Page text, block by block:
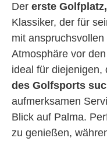
Der erste
Klassiker, der für
mit
Atmosphäre vor
ideal für diejenigen,
des Golfsports
aufmerksamen
Blick auf Palma.
zu genießen,